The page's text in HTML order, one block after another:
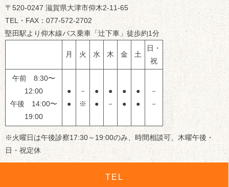
〒520-0247 滋賀県大津市仰木2-11-65
TEL・FAX：077-572-2702
堅田駅より仰木線バス乗車「辻下車」徒歩約1分
月 火 水 木 金 土
日・
祝
午前 8:30〜
12:00
午後 14:00〜
19:00
●
●
－
※
●
●
●
－
●
●
●
●
－
－
※火曜日は午後診察17:30～19:00のみ、時間相談可、木曜午後・
日・祝定休
TEL